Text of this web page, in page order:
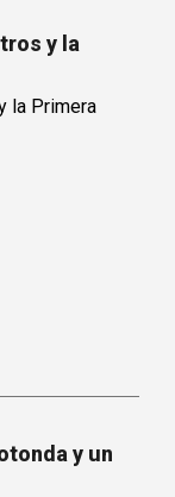
y la
y un